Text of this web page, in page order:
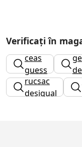
Verificați în
ceas
guess
rucsac
desigual